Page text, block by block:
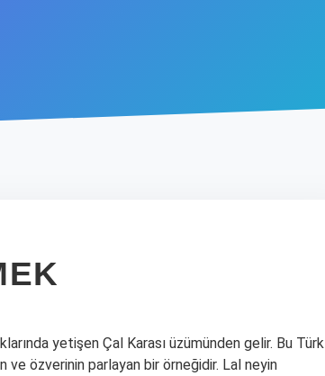
yetişen Çal Karası üzümünden gelir. Bu Türk
ve özverinin parlayan bir örneğidir. Lal neyin